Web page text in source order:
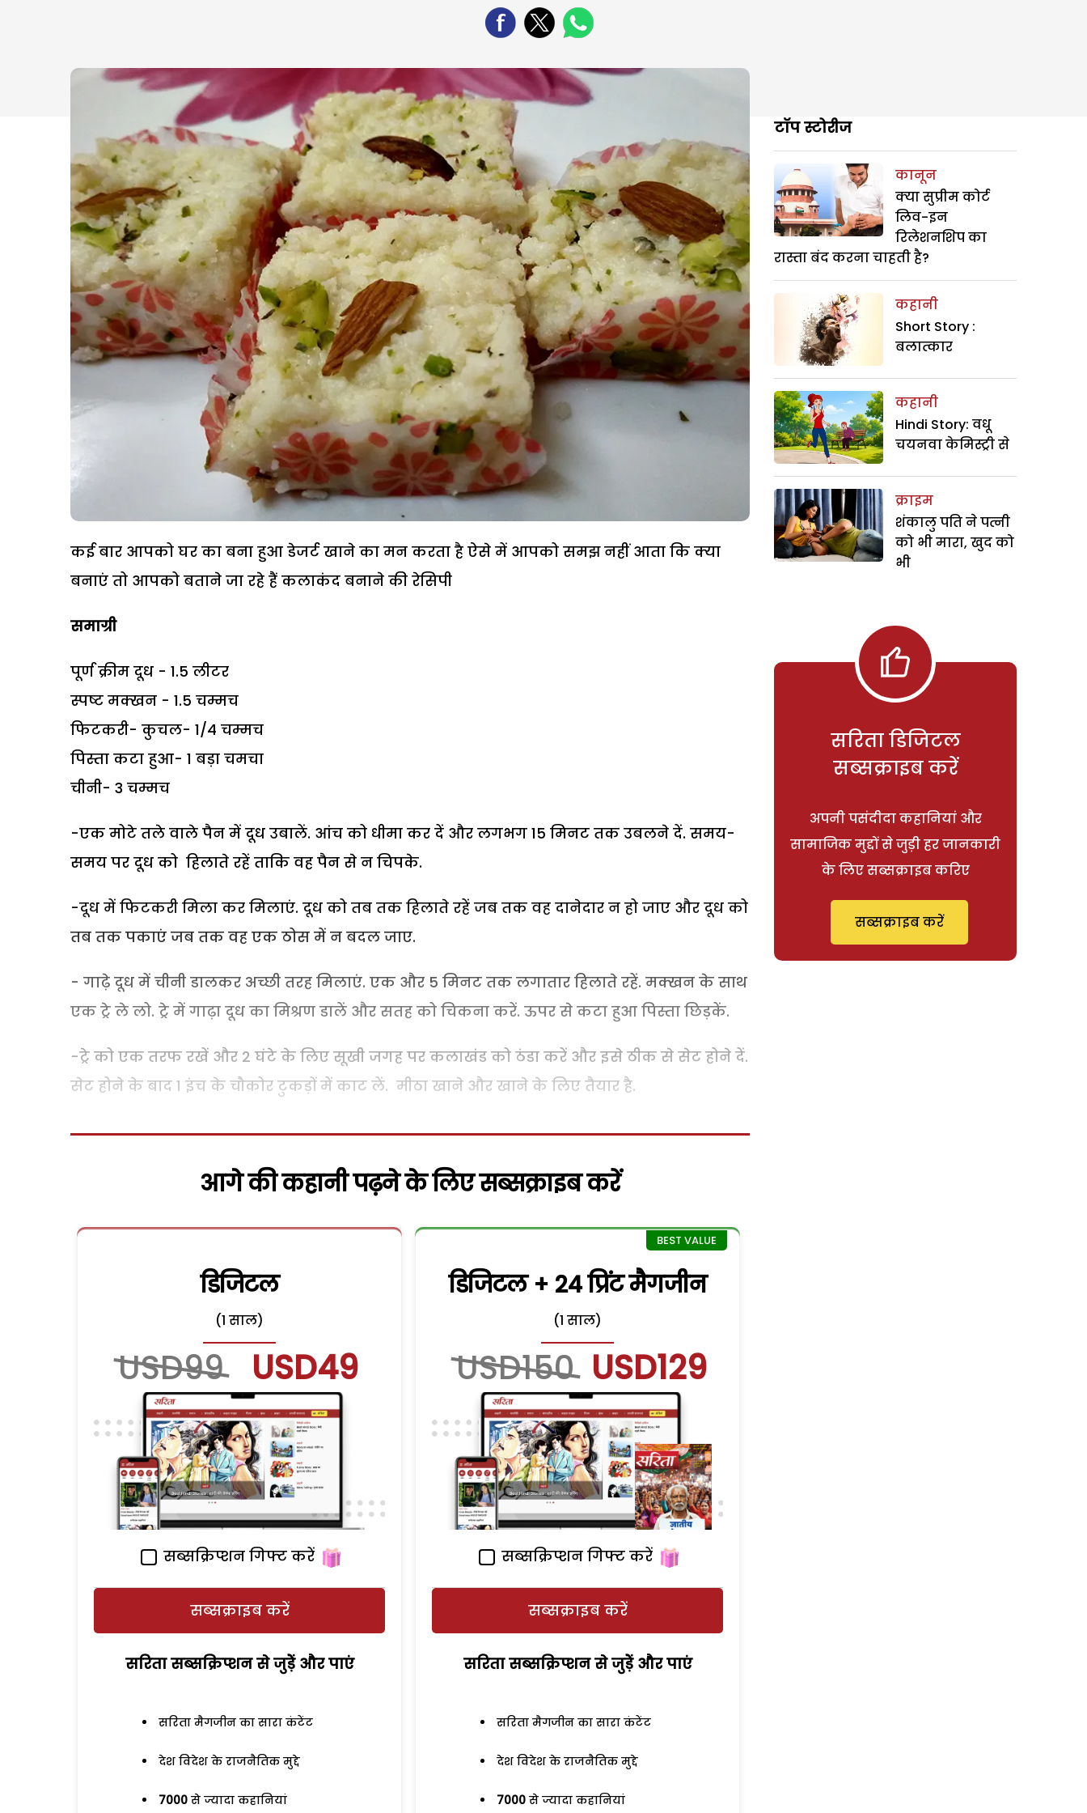
कई बार आपको घर का बना हुआ डेजर्ट खाने का मन करता है ऐसे में आपको समझ नहीं आता कि क्या
बनाएं तो आपको बताने जा रहे हैं कलाकंद बनाने की रेसिपी
समाग्री
पूर्ण क्रीम दूध - 1.5 लीटर
स्पष्ट मक्खन - 1.5 चम्मच
फिटकरी- कुचल- 1/4 चम्मच
पिस्ता कटा हुआ- 1 बड़ा चमचा
चीनी- 3 चम्मच
-एक मोटे तले वाले पैन में दूध उबालें. आंच को धीमा कर दें और लगभग 15 मिनट तक उबलने दें. समय-
समय पर दूध को हिलाते रहें ताकि वह पैन से न चिपके.
-दूध में फिटकरी मिला कर मिलाएं. दूध को तब तक हिलाते रहें जब तक वह दानेदार न हो जाए और दूध को
तब तक पकाएं जब तक वह एक ठोस में न बदल जाए.
- गाढ़े दूध में चीनी डालकर अच्छी तरह मिलाएं. एक और 5 मिनट तक लगातार हिलाते रहें. मक्खन के साथ
एक ट्रे ले लो. ट्रे में गाढ़ा दूध का मिश्रण डालें और सतह को चिकना करें. ऊपर से कटा हुआ पिस्ता छिड़कें.
-ट्रे को एक तरफ रखें और 2 घंटे के लिए सूखी जगह पर कलाखंड को ठंडा करें और इसे ठीक से सेट होने दें.
सेट होने के बाद 1 इंच के चौकोर टुकड़ों में काट लें. मीठा खाने और खाने के लिए तैयार है.
आगे की कहानी पढ़ने के लिए सब्सक्राइब करें
डिजिटल
(1 साल)
USD99 USD49
सब्सक्रिप्शन गिफ्ट करें
सब्सक्राइब करें
सरिता सब्सक्रिप्शन से जुड़ेें और पाएं
सरिता मैगजीन का सारा कंटेंट
देश विदेश के राजनैतिक मुद्दे
7000 से ज्यादा कहानियां
डिजिटल + 24 प्रिंट मैगजीन
(1 साल)
USD150 USD129
सब्सक्रिप्शन गिफ्ट करें
सब्सक्राइब करें
सरिता सब्सक्रिप्शन से जुड़ेें और पाएं
सरिता मैगजीन का सारा कंटेंट
देश विदेश के राजनैतिक मुद्दे
7000 से ज्यादा कहानियां
टॉप स्टोरीज
कानून
क्या सुप्रीम कोर्ट
लिव-इन
रिलेशनशिप का
रास्ता बंद करना चाहती है?
कहानी
Short Story :
बलात्कार
कहानी
Hindi Story: वधू
चयनवा केमिस्ट्री से
क्राइम
शंकालु पति ने पत्नी
को भी मारा, खुद को
भी
सरिता डिजिटल
सब्सक्राइब करें
अपनी पसंदीदा कहानियां और
सामाजिक मुद्दों से जुड़ी हर जानकारी
के लिए सब्सक्राइब करिए
सब्सक्राइब करें